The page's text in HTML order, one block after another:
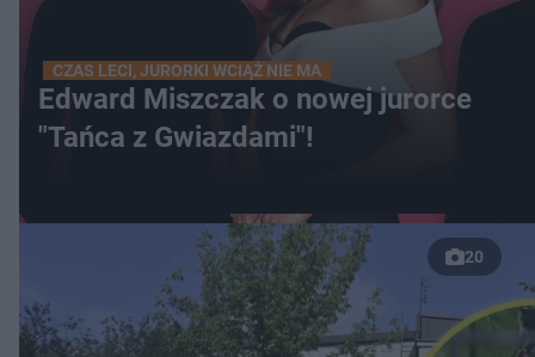
CZAS LECI, JURORKI WCIĄŻ NIE MA
Edward Miszczak o nowej jurorce
"Tańca z Gwiazdami"!
20